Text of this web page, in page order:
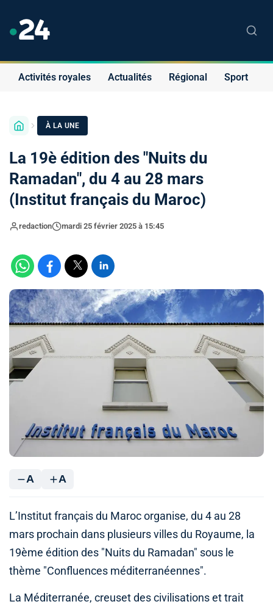
Activités royales Actualités Régional Sport
À LA UNE
La 19è édition des "Nuits du
Ramadan", du 4 au 28 mars
(Institut français du Maroc)
redaction mardi 25 février 2025 à 15:45
A A
L’Institut français du Maroc organise, du 4 au 28
mars prochain dans plusieurs villes du Royaume, la
19ème édition des "Nuits du Ramadan" sous le
thème "Confluences méditerranéennes".
La Méditerranée, creuset des civilisations et trait